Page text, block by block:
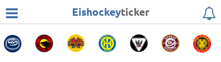
Eishockeyticker